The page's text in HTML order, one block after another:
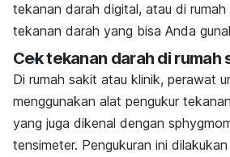
tekanan darah digital, atau di
tekanan darah yang bisa Anda
Cek tekanan darah di rumah
Di rumah sakit atau klinik, perawat
menggunakan alat pengukur
yang juga dikenal dengan
tensimeter. Pengukuran ini